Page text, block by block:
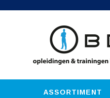
ASSORTIMENT